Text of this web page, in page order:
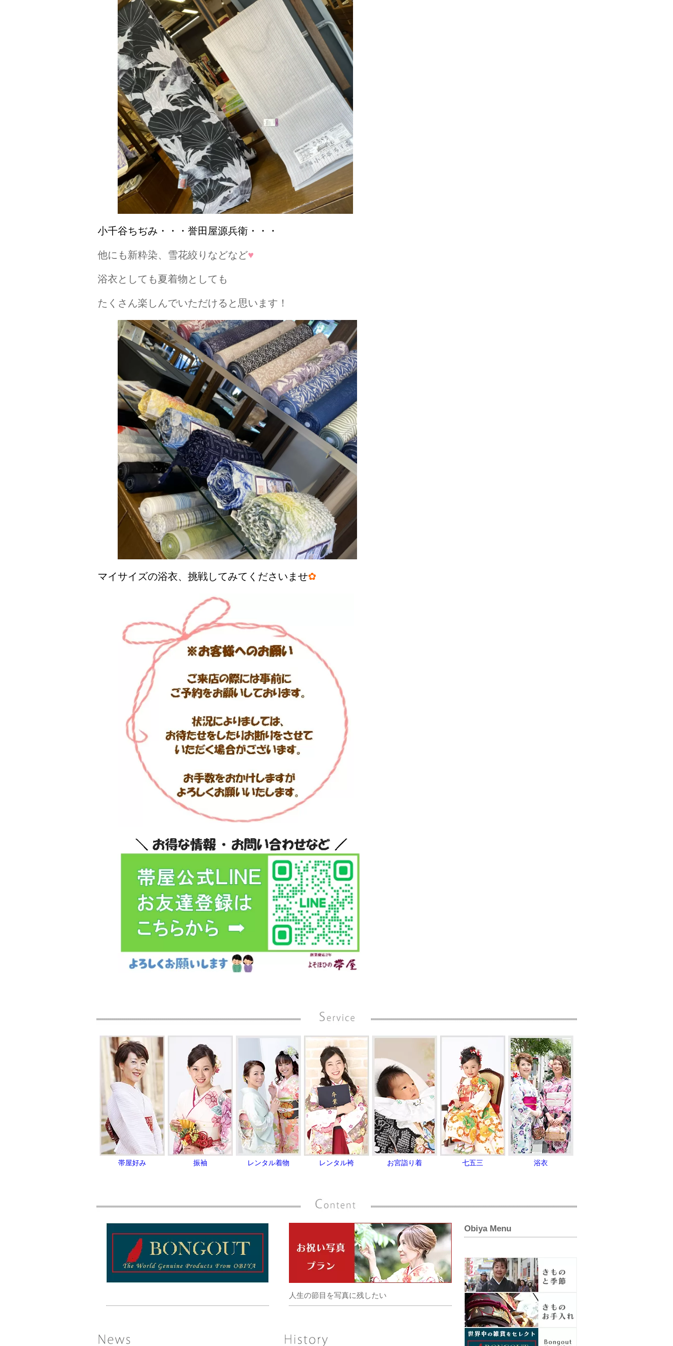
小千谷ちぢみ・・・誉田屋源兵衛・・・
他にも新粋染、雪花絞りなどなど♥
浴衣としても夏着物としても
たくさん楽しんでいただけると思います！
マイサイズの浴衣、挑戦してみてくださいませ✿
帯屋好み 振袖 レンタル着物 レンタル袴 お宮詣り着 七五三 浴衣
人生の節目を写真に残したい
Obiya Menu